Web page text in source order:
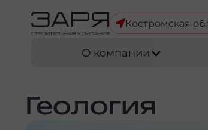
Костромская
О компании
Геология